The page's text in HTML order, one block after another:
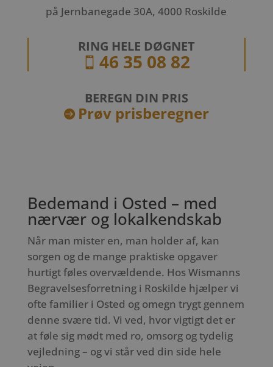
på Jernbanegade 30A, 4000 Roskilde
RING HELE DØGNET
 46 35 08 82
BEREGN DIN PRIS
 Prøv prisberegner
Bedemand i Osted – med
nærvær og lokalkendskab
Når man mister en, man holder af, kan
sorgen og de mange praktiske opgaver
hurtigt føles overvældende. Hos Wismanns
Begravelsesforretning i Roskilde hjælper vi
ofte familier i Osted og omegn trygt gennem
denne svære tid. Vi ved, hvor vigtigt det er
at føle sig mødt med ro, omsorg og tydelig
vejledning – og vi står ved din side hele